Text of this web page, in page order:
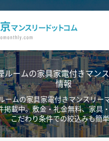
ルームの家具家電付きマン
情報
ームの家具家電付きマンスリー
掲載中。敷金・礼金無料、家具
こだわり条件での絞込みも簡